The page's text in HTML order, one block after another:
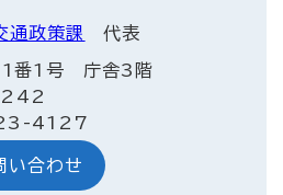
通政策課 代表
1番1号 庁舎3階
23-4127
い合わせ